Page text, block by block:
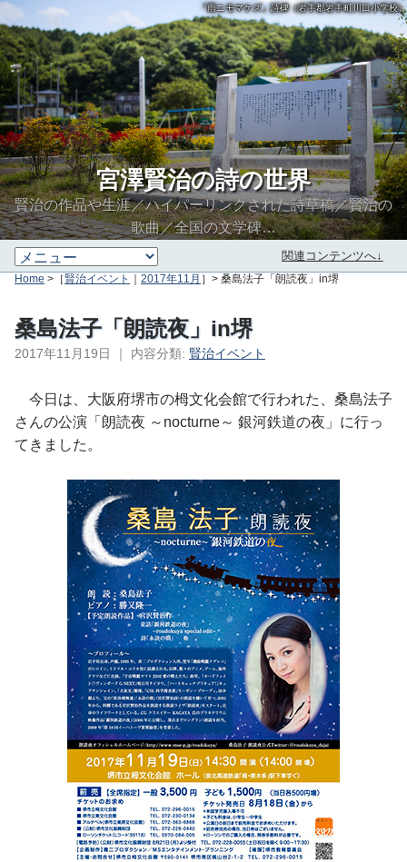
「雨ニモマケズ」詩碑（岩手郡岩手町川口小学校）
宮澤賢治の詩の世界
賢治の作品や生涯／ハイパーリンクされた詩草稿／賢治の
歌曲／全国の文学碑…
関連コンテンツへ↓
Home >［賢治イベント ｜ 2017年11月 ］> 桑島法子「朗読夜」in堺
桑島法子「朗読夜」in堺
2017年11月19日 ｜ 内容分類: 賢治イベント
今日は、大阪府堺市の栂文化会館で行われた、桑島法子
さんの公演「朗読夜 ～nocturne～ 銀河鉄道の夜」に行っ
てきました。